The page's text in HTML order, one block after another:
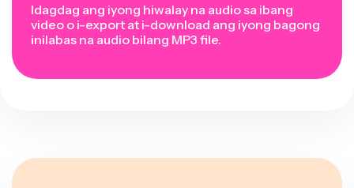
Idagdag ang iyong hiwalay na audio sa ibang
video o i-export at i-download ang iyong bagong
inilabas na audio bilang MP3 file.